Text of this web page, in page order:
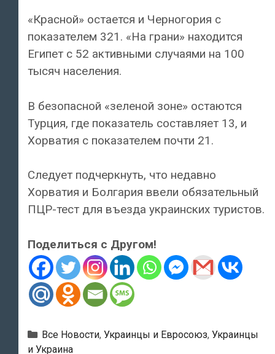
«Красной» остается и Черногория с
показателем 321. «На грани» находится
Египет с 52 активными случаями на 100
тысяч населения.
В безопасной «зеленой зоне» остаются
Турция, где показатель составляет 13, и
Хорватия с показателем почти 21.
Следует подчеркнуть, что недавно
Хорватия и Болгария ввели обязательный
ПЦР-тест для въезда украинских туристов.
Поделиться с Другом!
Рубрики
Все Новости, Украинцы и Евросоюз, Украинцы
и Украина